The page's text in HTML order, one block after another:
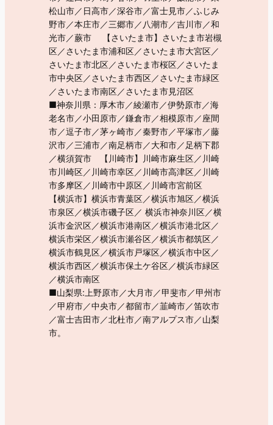
松山市／日高市／深谷市／富士見市／ふじみ
野市／本庄市／三郷市／八潮市／吉川市／和
光市／蕨市 【さいたま市】さいたま市岩槻
区／さいたま市浦和区／さいたま市大宮区／
さいたま市北区／さいたま市桜区／さいたま
市中央区／さいたま市西区／さいたま市緑区
／さいたま市南区／さいたま市見沼区
■神奈川県：厚木市／綾瀬市／伊勢原市／海
老名市／小田原市／鎌倉市／相模原市／座間
市／逗子市／茅ヶ崎市／秦野市／平塚市／藤
沢市／三浦市／南足柄市／大和市／足柄下郡
／横須賀市 【川崎市】川崎市麻生区／川崎
市川崎区／川崎市幸区／川崎市高津区／川崎
市多摩区／川崎市中原区／川崎市宮前区
【横浜市】横浜市青葉区／横浜市旭区／横浜
市泉区／横浜市磯子区／ 横浜市神奈川区／横
浜市金沢区／横浜市港南区／横浜市港北区／
横浜市栄区／横浜市瀬谷区／横浜市都筑区／
横浜市鶴見区／横浜市戸塚区／横浜市中区／
横浜市西区／横浜市保土ケ谷区／横浜市緑区
／横浜市南区
■山梨県:上野原市／大月市／甲斐市／甲州市
／甲府市／中央市／都留市／韮崎市／笛吹市
／富士吉田市／北杜市／南アルプス市／山梨
市。